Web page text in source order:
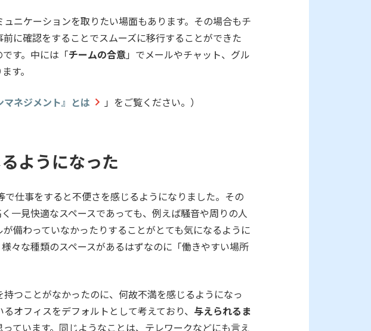
ニケーションを取りたい場面もあります。その場合もチ
に確認をすることでスムーズに移行することができた
す。中には「チームの合意」でメールやチャット、グル
す。
ネジメント』とは 」をご覧ください。）
ようになった
仕事をすると不便さを感じるようになりました。その
一見快適なスペースであっても、例えば騒音や周りの人
備わっていなかったりすることがとても気になるように
々な種類のスペースがあるはずなのに「働きやすい場所
つことがなかったのに、何故不満を感じるようになっ
オフィスをデフォルトとして考えており、 与えられるま
ています。同じようなことは、テレワークなどにも言え